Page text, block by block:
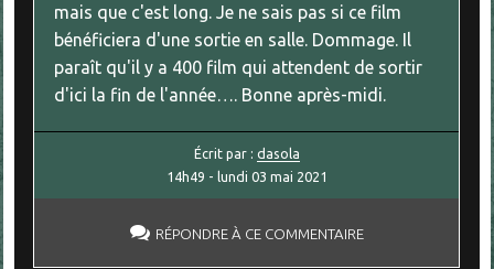
mais que c'est long. Je ne sais pas si ce film
bénéficiera d'une sortie en salle. Dommage. Il
paraît qu'il y a 400 film qui attendent de sortir
d'ici la fin de l'année…. Bonne après-midi.
Écrit par : dasola
14h49 - lundi 03 mai 2021
RÉPONDRE À CE COMMENTAIRE